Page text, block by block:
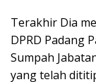
Terakhir Dia
DPRD Padang
Sumpah
yang telah